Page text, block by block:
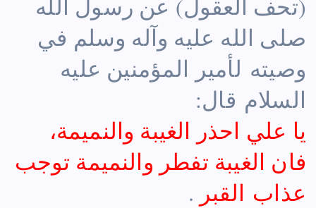
صلى الله عليه وآله وسلم في
وصيته لأمير المؤمنين عليه
السلام قال:
يا علي احذر الغيبة والنميمة،
فان الغيبة تفطر والنميمة توجب
عذاب القبر .